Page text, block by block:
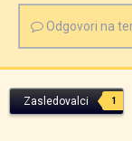
Odgovori na
Zasledovalci 1